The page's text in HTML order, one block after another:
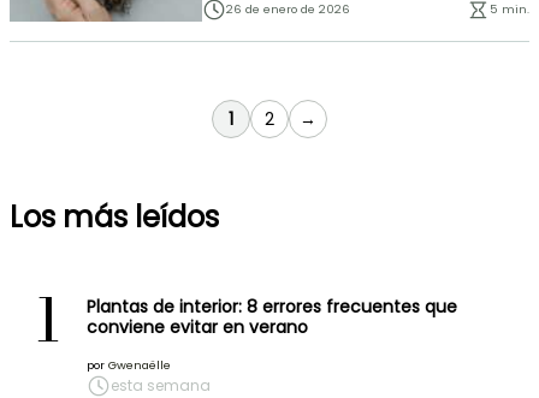
26 de enero de 2026 5 min.
Actualmente estás leyendo página
1 Página
2 →
Los más leídos
1
Plantas de interior: 8 errores frecuentes que
conviene evitar en verano
por Gwenaëlle
esta semana